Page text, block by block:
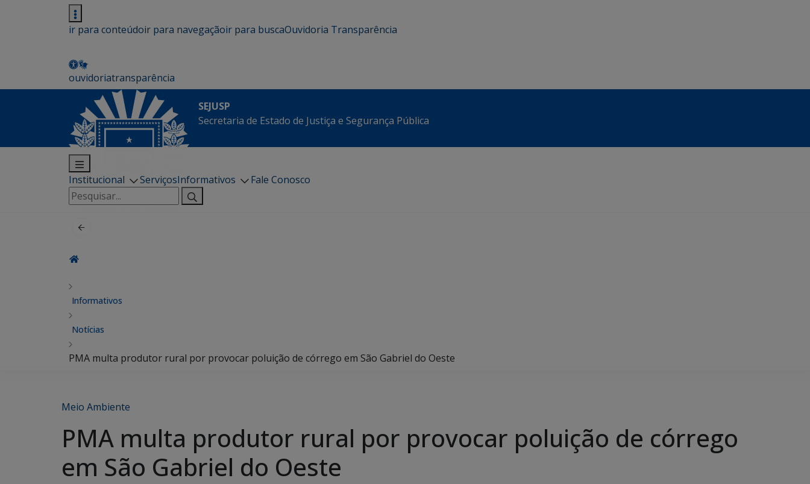
ir para conteúdoir para navegaçãoir para buscaOuvidoria Transparência
ouvidoriatransparência
SEJUSP
Secretaria de Estado de Justiça e Segurança Pública
Institucional ServiçosInformativos
Fale Conosco
Pesquisar
por:
Informativos
Notícias
PMA multa produtor rural por provocar poluição de córrego em São Gabriel do Oeste
Meio Ambiente
PMA multa produtor rural por provocar poluição de córrego
em São Gabriel do Oeste